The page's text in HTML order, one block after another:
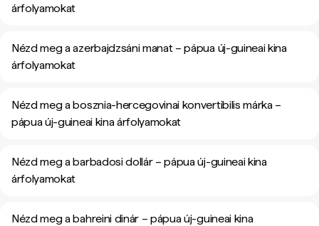
árfolyamokat
Nézd meg a azerbajdzsáni manat – pápua új-guineai kina
árfolyamokat
Nézd meg a bosznia-hercegovinai konvertibilis márka –
pápua új-guineai kina árfolyamokat
Nézd meg a barbadosi dollár – pápua új-guineai kina
árfolyamokat
Nézd meg a bahreini dinár – pápua új-guineai kina